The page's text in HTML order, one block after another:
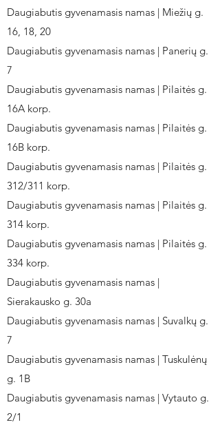
Daugiabutis gyvenamasis namas | Miežių g.
16, 18, 20
Daugiabutis gyvenamasis namas | Panerių g.
7
Daugiabutis gyvenamasis namas | Pilaitės g.
16A korp.
Daugiabutis gyvenamasis namas | Pilaitės g.
16B korp.
Daugiabutis gyvenamasis namas | Pilaitės g.
312/311 korp.
Daugiabutis gyvenamasis namas | Pilaitės g.
314 korp.
Daugiabutis gyvenamasis namas | Pilaitės g.
334 korp.
Daugiabutis gyvenamasis namas |
Sierakausko g. 30a
Daugiabutis gyvenamasis namas | Suvalkų g.
7
Daugiabutis gyvenamasis namas | Tuskulėnų
g. 1B
Daugiabutis gyvenamasis namas | Vytauto g.
2/1